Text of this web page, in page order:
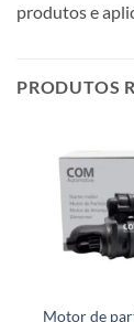
produtos e
PRODUTOS
Motor de